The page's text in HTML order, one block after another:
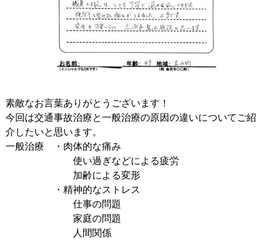
素敵なお言葉ありがとうございます！
今回は交通事故治療と一般治療の原因の違いについてご紹
介したいと思います。
一般治療 ・肉体的な痛み
使い過ぎなどによる疲労
加齢による変形
・精神的なストレス
仕事の問題
家庭の問題
人間関係